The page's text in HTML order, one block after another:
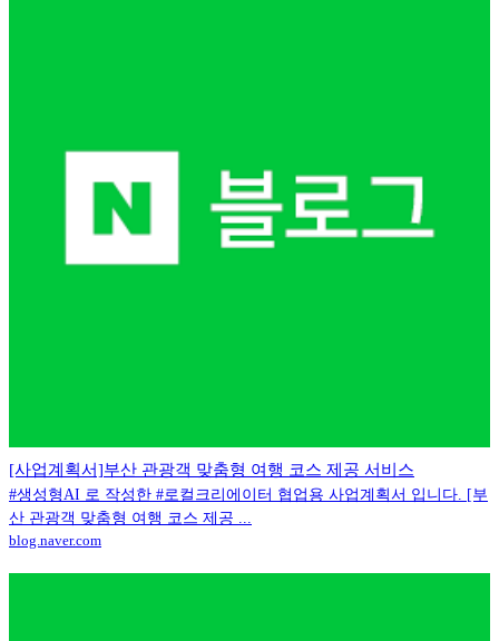
[사업계획서]부산 관광객 맞춤형 여행 코스 제공 서비스
#생성형AI 로 작성한 #로컬크리에이터 협업용 사업계획서 입니다. [부
산 관광객 맞춤형 여행 코스 제공 ...
blog.naver.com